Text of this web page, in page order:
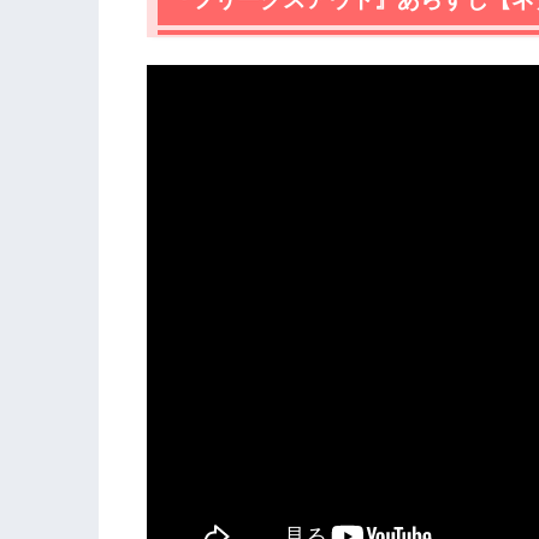
2.『フリークスアウト』感想
2.1